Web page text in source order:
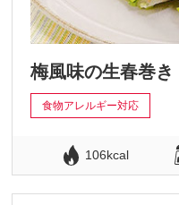
梅風味の生春巻き
食物アレルギー対応
106kcal